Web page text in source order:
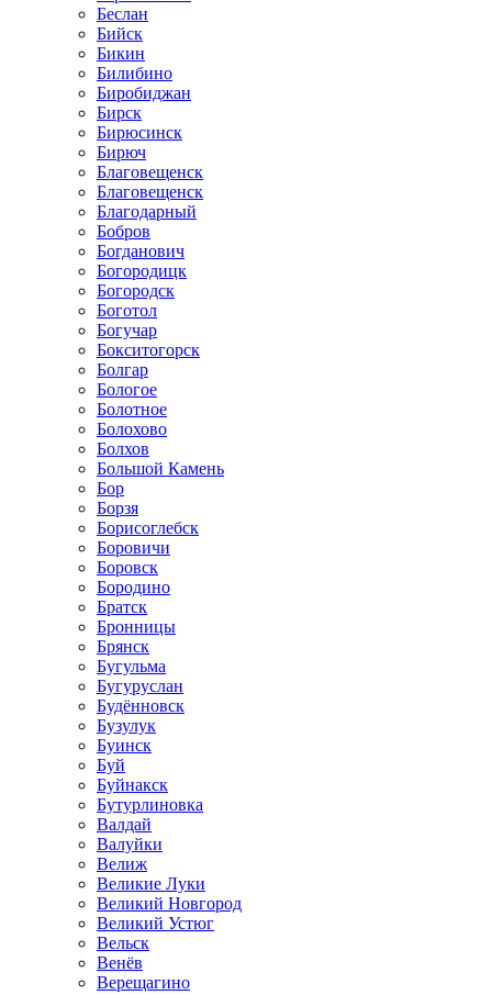
Беслан
Бийск
Бикин
Билибино
Биробиджан
Бирск
Бирюсинск
Бирюч
Благовещенск
Благовещенск
Благодарный
Бобров
Богданович
Богородицк
Богородск
Боготол
Богучар
Бокситогорск
Болгар
Бологое
Болотное
Болохово
Болхов
Большой Камень
Бор
Борзя
Борисоглебск
Боровичи
Боровск
Бородино
Братск
Бронницы
Брянск
Бугульма
Бугуруслан
Будённовск
Бузулук
Буинск
Буй
Буйнакск
Бутурлиновка
Валдай
Валуйки
Велиж
Великие Луки
Великий Новгород
Великий Устюг
Вельск
Венёв
Верещагино